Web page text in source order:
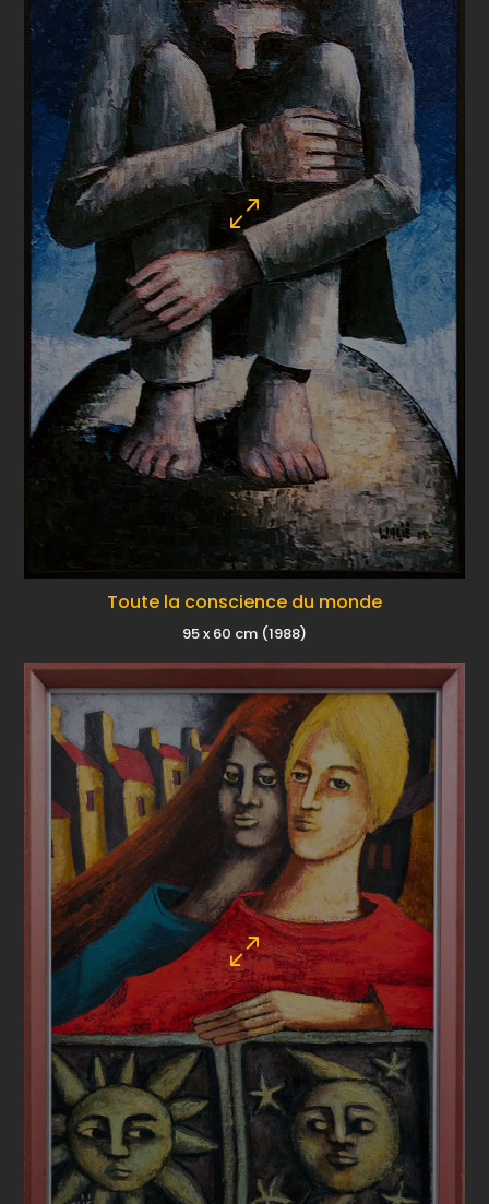
Toute la conscience du monde
95 x 60 cm (1988)